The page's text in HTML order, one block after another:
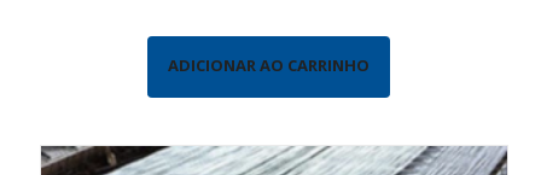
ADICIONAR AO CARRINHO